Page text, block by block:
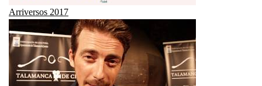
Arriversos 2017